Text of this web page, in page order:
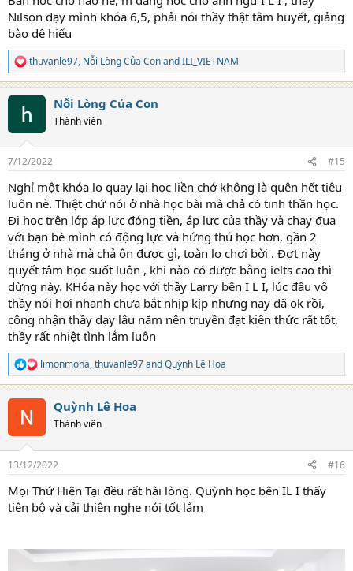
ĐỊA CHỈ
TRUNG TÂM NGOẠI NGỮ I LI
20 khu C Trường Sơn, Phường 15, Quận 10,
Nilson dạy mình khóa 6,5, phải nói thầy thật tâm huyết, giảng
bào dễ hiểu
R
e
a
s
thuvanle97, Nỗi Lòng Của ConandILI_VIETNAM
Nỗi Lòng Của Con
Thành viên
7/12/2022 #15
Nghỉ một khóa lo quay lại học liền chớ không là quên hết tiêu
luôn nè. Thiệt chứ nói ở nhà học bài mà chả có tinh thần học.
Đi học trên lớp áp lực đóng tiền, áp lực của thầy và chạy đua
với bạn bè mình có động lực và hứng thú học hơn, gần 2
tháng ở nhà mà chả ôn được gì, toàn lo chơi bời . Đợt này
quyết tâm học suốt luôn , khi nào có được bằng ielts cao thì
dừng này. KHóa này học với thầy Larry bên I L I, lúc đầu vô
thầy nói hơi nhanh chưa bắt nhịp kịp nhưng nay đã ok rồi,
công nhận thầy dạy lâu năm nên truyền đạt kiên thức rất tốt,
thầy rất nhiệt tình lắm luôn
R
e
s
limonmona,thuvanle97andQuỳnh Lê Hoa
Quỳnh Lê Hoa
Thành viên
13/12/2022 #16
Mọi Thứ Hiện Tại đều rất hài lòng. Quỳnh học bên IL I thấy
tiên bộ và cải thiện nghe nói tốt lắm